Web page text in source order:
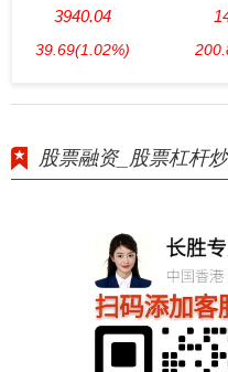
3940.04
39.69(1.02%)
股票融资_股票杠杆